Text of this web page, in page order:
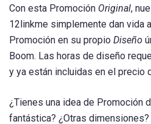
Con esta Promoción Original,
12linkme simplemente dan vida
Promoción en su propio Diseño
Boom. Las horas de diseño
y ya están incluidas en el precio
¿Tienes una idea de Promoción
fantástica? ¿Otras